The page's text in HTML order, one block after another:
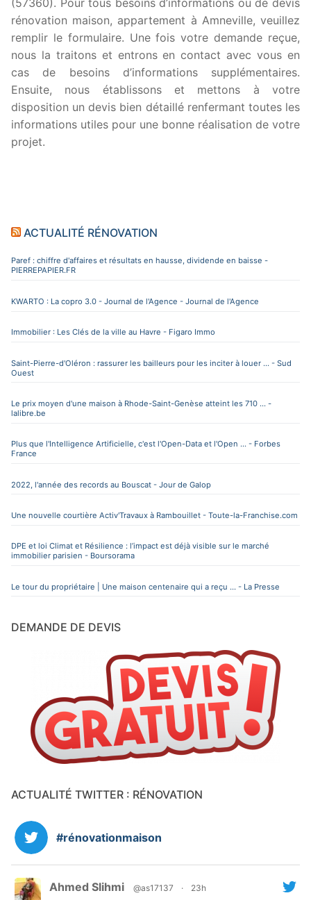
(57360). Pour tous besoins d’informations ou de devis
rénovation maison, appartement à Amneville, veuillez
remplir le formulaire. Une fois votre demande reçue,
nous la traitons et entrons en contact avec vous en
cas de besoins d’informations supplémentaires.
Ensuite, nous établissons et mettons à votre
disposition un devis bien détaillé renfermant toutes les
informations utiles pour une bonne réalisation de votre
projet.
ACTUALITÉ RÉNOVATION
Paref : chiffre d'affaires et résultats en hausse, dividende en baisse -
PIERREPAPIER.FR
KWARTO : La copro 3.0 - Journal de l'Agence - Journal de l'Agence
Immobilier : Les Clés de la ville au Havre - Figaro Immo
Saint-Pierre-d'Oléron : rassurer les bailleurs pour les inciter à louer ... - Sud
Ouest
Le prix moyen d'une maison à Rhode-Saint-Genèse atteint les 710 ... -
lalibre.be
Plus que l'Intelligence Artificielle, c'est l'Open-Data et l'Open ... - Forbes
France
2022, l'année des records au Bouscat - Jour de Galop
Une nouvelle courtière Activ'Travaux à Rambouillet - Toute-la-Franchise.com
DPE et loi Climat et Résilience : l’impact est déjà visible sur le marché
immobilier parisien - Boursorama
Le tour du propriétaire | Une maison centenaire qui a reçu ... - La Presse
DEMANDE DE DEVIS
ACTUALITÉ TWITTER : RÉNOVATION
#rénovationmaison
Ahmed Slihmi @as17137 · 23h